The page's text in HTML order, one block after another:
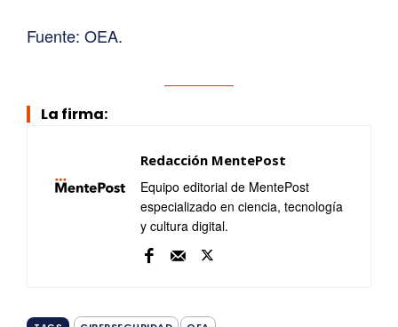
Fuente: OEA.
La firma:
Redacción MentePost
Equipo editorial de MentePost
especializado en ciencia, tecnología
y cultura digital.